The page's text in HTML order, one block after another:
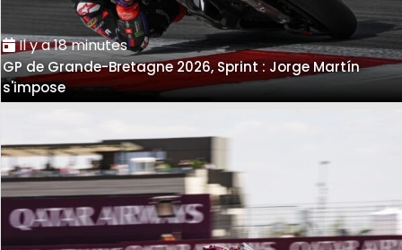
Il y a 18 minutes
GP de Grande-Bretagne 2026, Sprint : Jorge Martín
s'impose